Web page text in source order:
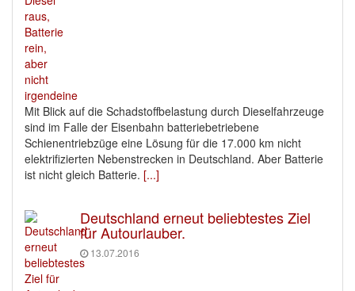
Mit Blick auf die Schadstoffbelastung durch Dieselfahrzeuge
sind im Falle der Eisenbahn batteriebetriebene
Schienentriebzüge eine Lösung für die 17.000 km nicht
elektrifizierten Nebenstrecken in Deutschland. Aber Batterie
ist nicht gleich Batterie. [...]
Deutschland erneut beliebtestes Ziel
für Autourlauber.
13.07.2016